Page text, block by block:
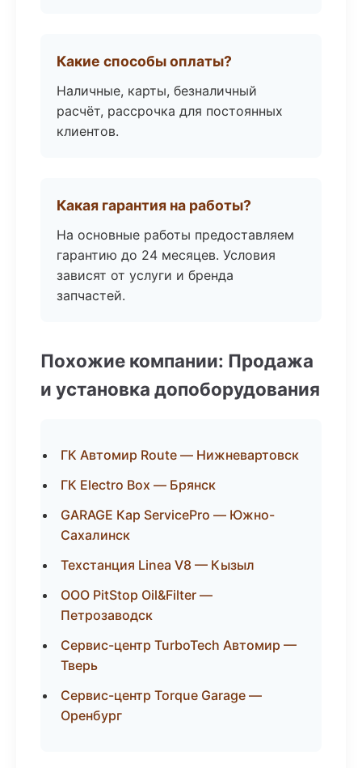
Какие способы оплаты?
Наличные, карты, безналичный
расчёт, рассрочка для постоянных
клиентов.
Какая гарантия на работы?
На основные работы предоставляем
гарантию до 24 месяцев. Условия
зависят от услуги и бренда
запчастей.
Похожие компании: Продажа
и установка допоборудования
ГК Автомир Route — Нижневартовск
ГК Electro Box — Брянск
GARAGE Кар ServicePro — Южно-
Сахалинск
Техстанция Linea V8 — Кызыл
ООО PitStop Oil&Filter —
Петрозаводск
Сервис-центр TurboTech Автомир —
Тверь
Сервис-центр Torque Garage —
Оренбург